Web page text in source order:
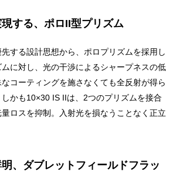
する、ポロII型プリズム
する設計思想から、ポロプリズムを採用し
に対し、光の干渉によるシャープネスの低
コーティングを施さなくても全反射が得ら
かも10×30 IS IIは、2つのプリズムを接合
ロスを抑制。入射光を損なうことなく正立
、ダブレットフィールドフラッ